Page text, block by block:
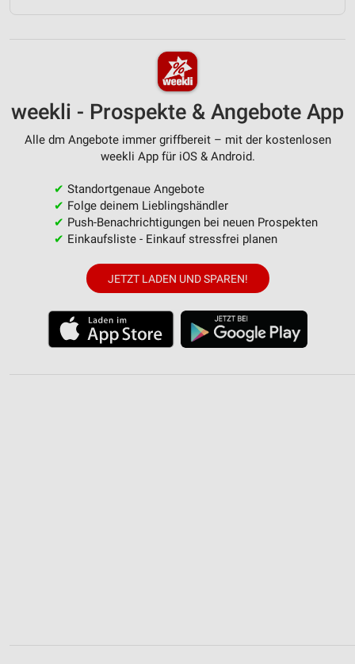
weekli - Prospekte & Angebote App
Alle dm Angebote immer griffbereit – mit der kostenlosen
weekli App für iOS & Android.
✔ Standortgenaue Angebote
✔ Folge deinem Lieblingshändler
✔ Push-Benachrichtigungen bei neuen Prospekten
✔ Einkaufsliste - Einkauf stressfrei planen
JETZT LADEN UND SPAREN!